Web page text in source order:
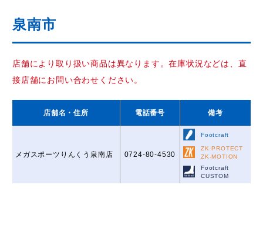
泉南市
店舗により取り扱い商品は異なります。在庫状況などは、直
接店舗にお問い合わせください。
店舗名 ・住所 電話番号 備考
メガスポーツりんくう泉南店 0724-80-4530
Footcraft
ZK-PROTECT
ZK-MOTION
Footcraft
CUSTOM